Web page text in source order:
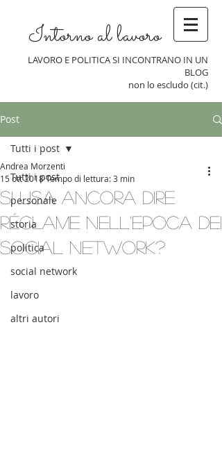
Intorno al lavoro
LAVORO E POLITICA SI INCONTRANO IN UN
BLOG
non lo escludo (cit.)
Post
Tutti i post
personale
storia
politica
social network
lavoro
altri autori
Tutti i post
Si usa ancora dire
Réclame nell'epoca dei
social network?
Andrea Morzenti
15 ott 2018Tempo di lettura: 3 min